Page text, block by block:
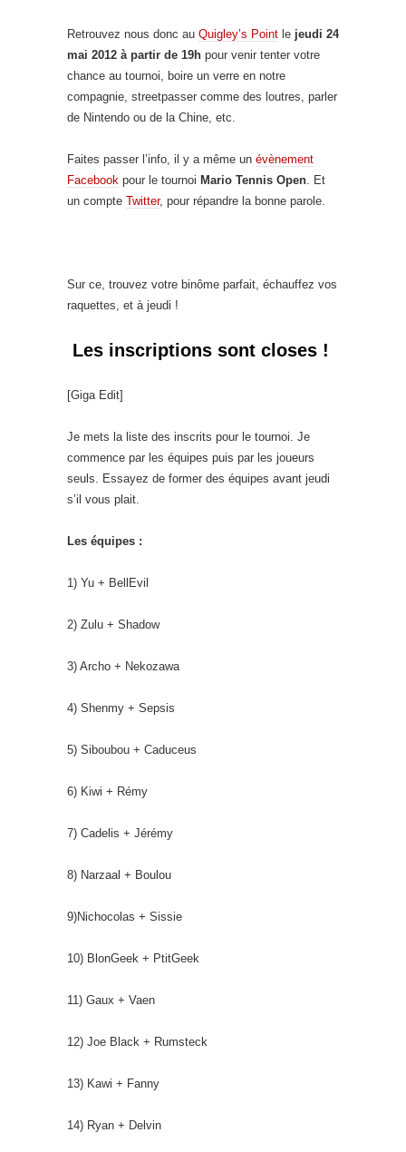
Retrouvez nous donc au Quigley’s Point le jeudi 24
mai 2012 à partir de 19h pour venir tenter votre
chance au tournoi, boire un verre en notre
compagnie, streetpasser comme des loutres, parler
de Nintendo ou de la Chine, etc.
Faites passer l’info, il y a même un évènement
Facebook pour le tournoi Mario Tennis Open . Et
un compte Twitter, pour répandre la bonne parole.
Sur ce, trouvez votre binôme parfait, échauffez vos
raquettes, et à jeudi !
Les inscriptions sont closes !
[Giga Edit]
Je mets la liste des inscrits pour le tournoi. Je
commence par les équipes puis par les joueurs
seuls. Essayez de former des équipes avant jeudi
s’il vous plait.
Les équipes :
1) Yu + BellEvil
2) Zulu + Shadow
3) Archo + Nekozawa
4) Shenmy + Sepsis
5) Siboubou + Caduceus
6) Kiwi + Rémy
7) Cadelis + Jérémy
8) Narzaal + Boulou
9)Nichocolas + Sissie
10) BlonGeek + PtitGeek
11) Gaux + Vaen
12) Joe Black + Rumsteck
13) Kawi + Fanny
14) Ryan + Delvin